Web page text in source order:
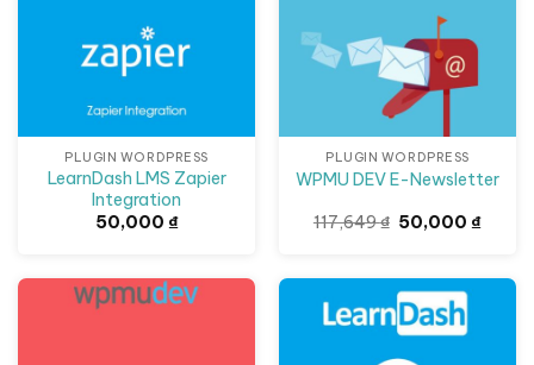
PLUGIN WORDPRESS
LearnDash LMS Zapier
Integration
50,000 ₫
PLUGIN WORDPRESS
WPMU DEV E-Newsletter
117,649₫ Giá
50,000₫Giá
Giảm giá!